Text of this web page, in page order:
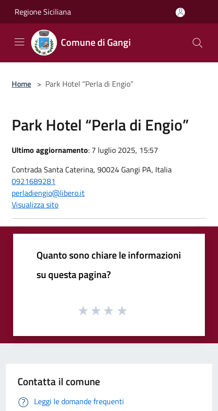
Regione Siciliana
Comune di Gangi
Home > Park Hotel “Perla di Engio”
Park Hotel “Perla di Engio”
Ultimo aggiornamento: 7 luglio 2025, 15:57
Contrada Santa Caterina, 90024 Gangi PA, Italia
0921689281
perladiengio@libero.it
Visualizza sito
Quanto sono chiare le informazioni
su questa pagina?
Contatta il comune
Leggi le domande frequenti